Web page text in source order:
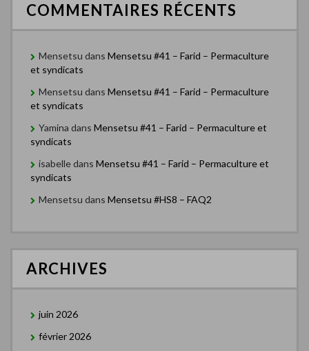
COMMENTAIRES RÉCENTS
Mensetsu dans Mensetsu #41 – Farid – Permaculture
et syndicats
Mensetsu dans Mensetsu #41 – Farid – Permaculture
et syndicats
Yamina dans Mensetsu #41 – Farid – Permaculture et
syndicats
isabelledans Mensetsu #41 – Farid – Permaculture et
syndicats
Mensetsu dans Mensetsu #HS8 – FAQ2
ARCHIVES
juin 2026
février 2026